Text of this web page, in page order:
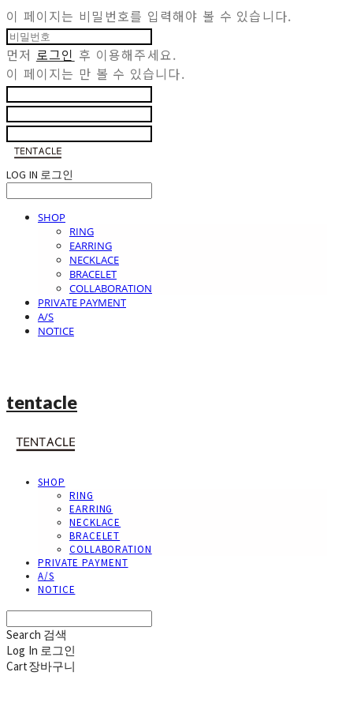
이 페이지는 비밀번호를 입력해야 볼 수 있습니다.
먼저 로그인 후 이용해주세요.
이 페이지는 만 볼 수 있습니다.
LOG IN 로그인
SHOP
RING
EARRING
NECKLACE
BRACELET
COLLABORATION
PRIVATE PAYMENT
A/S
NOTICE
tentacle
SHOP
RING
EARRING
NECKLACE
BRACELET
COLLABORATION
PRIVATE PAYMENT
A/S
NOTICE
Search 검색
Log In 로그인
Cart장바구니